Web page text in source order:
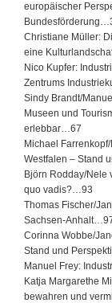
europäischer
Christiane Müller:
eine
Nico Kupfer:
Zentrums
Sindy Brandt/
Museen und
erlebbar…67
Michael
Westfalen – Stand
Björn Rodday/Nele
quo vadis?…93
Thomas Fischer/
Sachsen-
Corinna Wobbe/
Stand und
Manuel Frey:
Katja Margarethe
bewahren und